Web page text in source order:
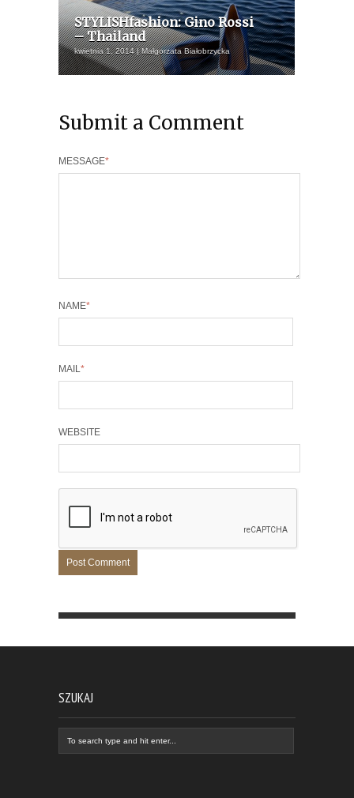
STYLISHfashion: Gino Rossi
– Thailand
kwietnia 1, 2014 | Małgorzata Białobrzycka
Submit a Comment
MESSAGE*
NAME*
MAIL*
WEBSITE
SZUKAJ